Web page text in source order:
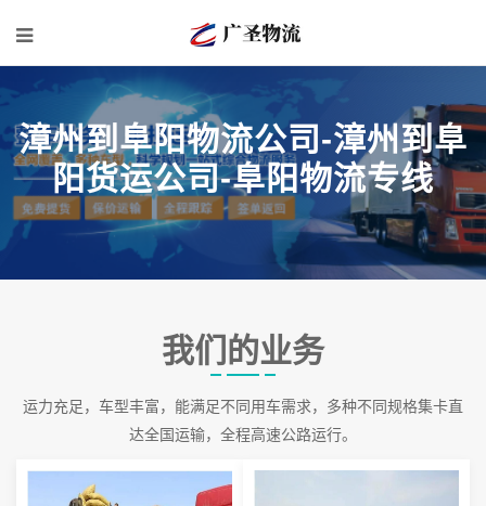
漳州到阜阳物流公司-漳州到阜
阳货运公司-阜阳物流专线
我们的业务
运力充足，车型丰富，能满足不同用车需求，多种不同规格集卡直
达全国运输，全程高速公路运行。